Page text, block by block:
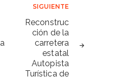
SIGUIENTE
Reconstruc
ción de la
carretera
estatal
Autopista
Turística de